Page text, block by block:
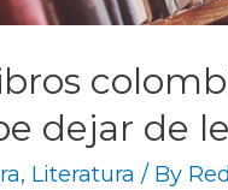
dejar de
, Literatura / By